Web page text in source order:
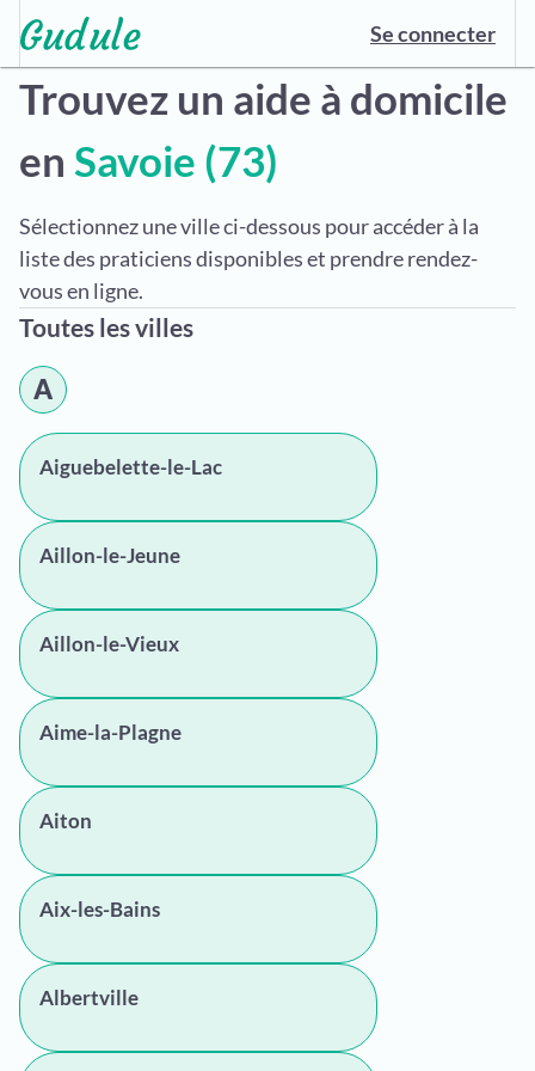
Se connecter
Trouvez un aide à domicile
en Savoie (73)
Sélectionnez une ville ci-dessous pour accéder à la
liste des praticiens disponibles et prendre rendez-
vous en ligne.
Toutes les villes
A
Aiguebelette-le-Lac
Aillon-le-Jeune
Aillon-le-Vieux
Aime-la-Plagne
Aiton
Aix-les-Bains
Albertville